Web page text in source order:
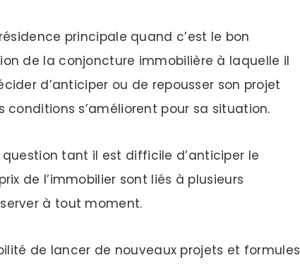
principale quand c’est le bon
de la conjoncture immobilière à laquelle il
d’anticiper ou de repousser son projet
conditions s’améliorent pour sa situation.
tant il est difficile d’anticiper le
de l’immobilier sont liés à plusieurs
à tout moment.
de lancer de nouveaux projets et formules